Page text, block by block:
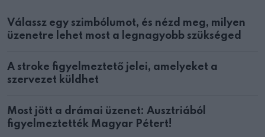
Válassz egy szimbólumot, és nézd meg, milyen
üzenetre lehet most a legnagyobb szükséged
A stroke figyelmeztető jelei, amelyeket a
szervezet küldhet
Most jött a drámai üzenet: Ausztriából
figyelmeztették Magyar Pétert!